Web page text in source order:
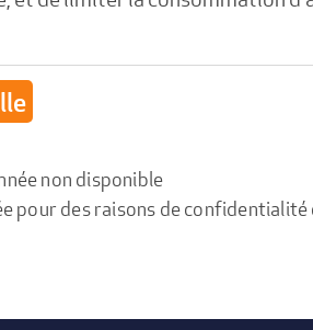
non disponible
pour des raisons de